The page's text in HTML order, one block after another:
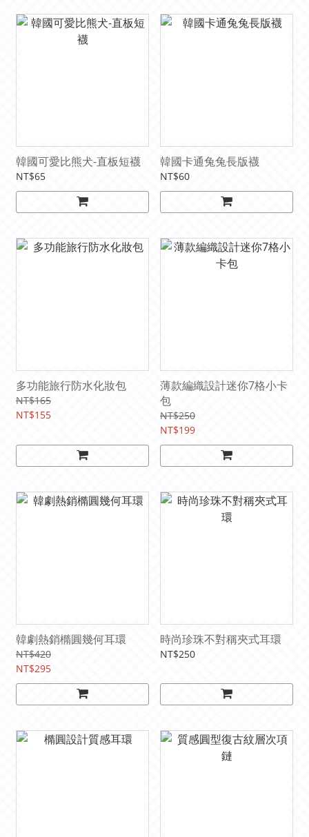
韓國可愛比熊犬-直板短襪
NT$65
韓國卡通兔兔長版襪
NT$60
多功能旅行防水化妝包
NT$165
NT$155
薄款編織設計迷你7格小卡
包
NT$250
NT$199
韓劇熱銷橢圓幾何耳環
NT$420
NT$295
時尚珍珠不對稱夾式耳環
NT$250